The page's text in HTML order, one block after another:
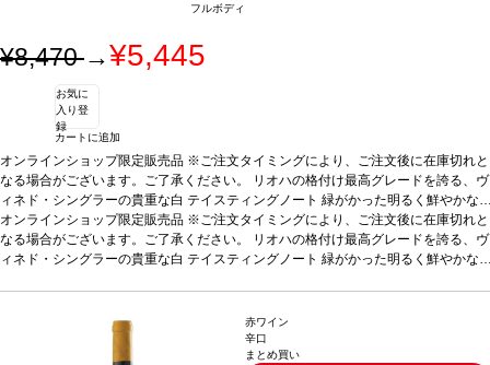
フルボディ
¥8,470→¥5,445
お気に
入り登
録
カートに追加
オンラインショップ限定販売品 ※ご注文タイミングにより、ご注文後に在庫切れと
なる場合がございます。ご了承ください。 リオハの格付け最高グレードを誇る、ヴ
ィネド・シングラーの貴重な白 テイスティングノート 緑がかった明るく鮮やかな
麦わら色。アカシアのような白い花と、メロンや洋ナシのような白果実の凝縮した
アロマを示す。スモーキーさも含み、ヘーゼルナッツのような繊細な香りを背景に
感じる。フルボディ、味わいは深く複雑でリッチ、石灰岩土壌からの特徴的な塩味
葡萄品種
オンラインショップ限定販売品 ※ご注文タイミングにより、ご注文後に在庫切れと
なる場合がございます。ご了承ください。 リオハの格付け最高グレードを誇る、ヴ
ィネド・シングラーの貴重な白 テイスティングノート 緑がかった明るく鮮やかな
感じる。フルボディ、味わいは深く複雑でリッチ、石灰岩土壌からの特徴的な塩味
を持つ。素晴らしくエレガントで、長い余韻が続く。
ラ、貝類などの前菜、白身肉、ホワイトソースのパスタ、ロースト野菜、リゾット
赤ワイン
辛口
まとめ買い